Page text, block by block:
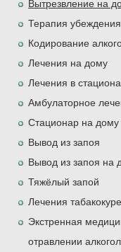
Вытрезвление на
Терапия убеждения
Кодирование
Лечения на дому
Лечения в
Амбулаторное
Стационар на дому
Вывод из запоя
Вывод из запоя на
Тяжёлый запой
Лечения
Экстренная
отравлении